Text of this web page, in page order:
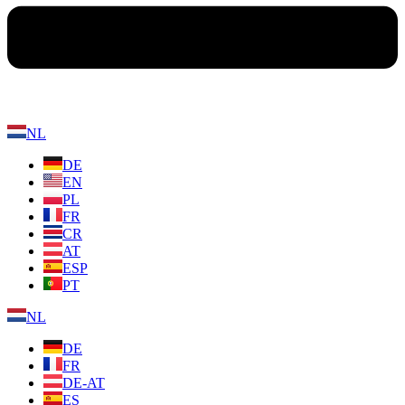
NL
DE
EN
PL
FR
CR
AT
ESP
PT
NL
DE
FR
DE-AT
ES